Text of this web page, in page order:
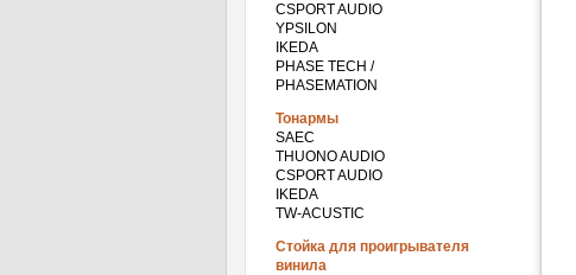
CSPORT AUDIO
YPSILON
IKEDA
PHASE TECH /
PHASEMATION
Тонармы
SAEC
THUONO AUDIO
CSPORT AUDIO
IKEDA
TW-ACUSTIC
Стойка для проигрывателя
винила